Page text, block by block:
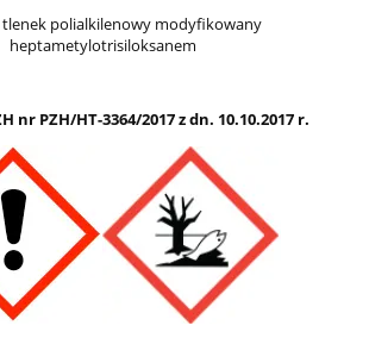
tlenek polialkilenowy modyfikowany
heptametylotrisiloksanem
nr PZH/HT-3364/2017 z dn. 10.10.2017 r.